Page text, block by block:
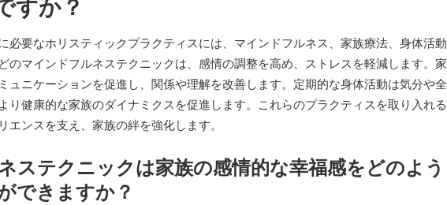
すか？
必要なホリスティックプラクティスには、マインドフルネス、家族療法、身体活動
のマインドフルネステクニックは、感情の調整を高め、ストレスを軽減します。家
ュニケーションを促進し、関係や理解を改善します。定期的な身体活動は気分や全
り健康的な家族のダイナミクスを促進します。これらのプラクティスを取り入れる
エンスを支え、家族の絆を強化します。
ステクニックは家族の感情的な幸福感をどのよう
できますか？